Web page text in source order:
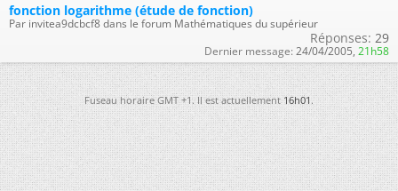
fonction logarithme (étude de fonction)
Par invitea9dcbcf8 dans le forum Mathématiques du supérieur
Réponses: 29
Dernier message: 24/04/2005, 21h58
Fuseau horaire GMT +1. Il est actuellement16h01.